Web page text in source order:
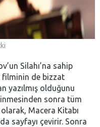
Silahı’na sahip
filminin de bizzat
yazılmış olduğunu
sonra tüm
Macera Kitabı
sayfayı çevirir. Sonra